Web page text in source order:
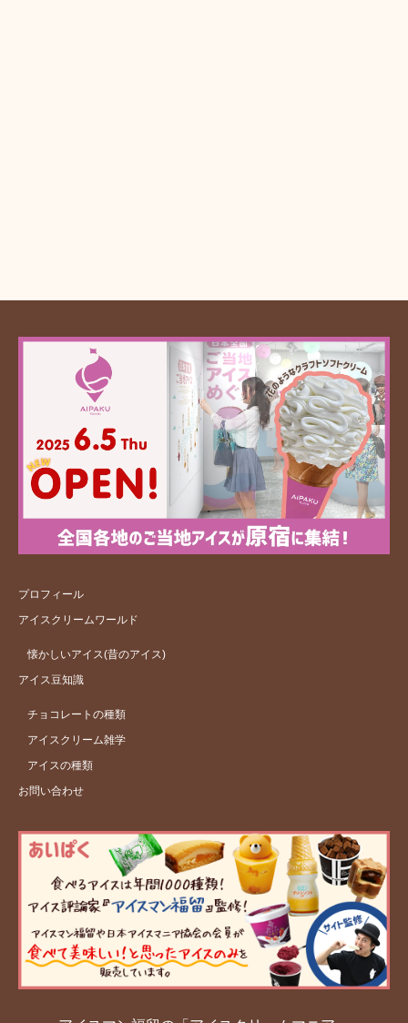
プロフィール
アイスクリームワールド
懐かしいアイス(昔のアイス)
アイス豆知識
チョコレートの種類
アイスクリーム雑学
アイスの種類
お問い合わせ